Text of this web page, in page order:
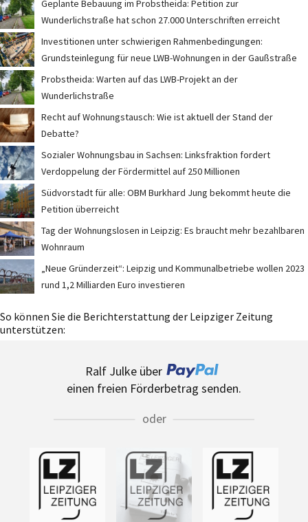
Geplante Bebauung im Probstheida: Petition zur
Wunderlichstraße hat schon 27.000 Unterschriften erreicht
Investitionen unter schwierigen Rahmenbedingungen:
Grundsteinlegung für neue LWB-Wohnungen in der Gaußstraße
Probstheida: Warten auf das LWB-Projekt an der
Wunderlichstraße
Recht auf Wohnungstausch: Wie ist aktuell der Stand der
Debatte?
Sozialer Wohnungsbau in Sachsen: Linksfraktion fordert
Verdoppelung der Fördermittel auf 250 Millionen
Südvorstadt für alle: OBM Burkhard Jung bekommt heute die
Petition überreicht
Tag der Wohnungslosen in Leipzig: Es braucht mehr bezahlbaren
Wohnraum
„Neue Gründerzeit“: Leipzig und Kommunalbetriebe wollen 2023
rund 1,2 Milliarden Euro investieren
So können Sie die Berichterstattung der Leipziger Zeitung
unterstützen:
Ralf Julke über
einen freien Förderbetrag senden.
oder